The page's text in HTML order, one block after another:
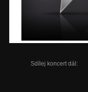
Sdílej koncert dál: